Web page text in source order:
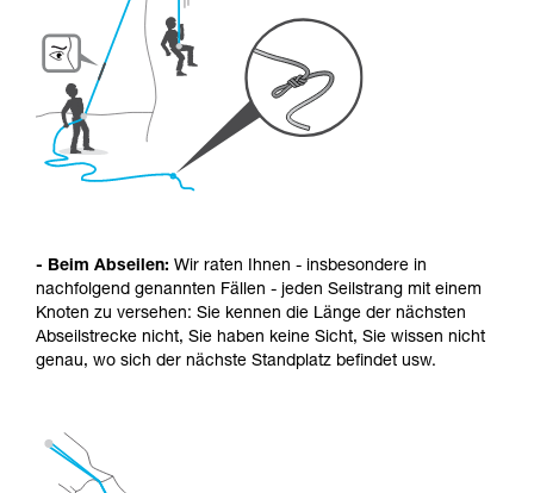
- Beim Abseilen: Wir raten Ihnen - insbesondere in
nachfolgend genannten Fällen - jeden Seilstrang mit einem
Knoten zu versehen: Sie kennen die Länge der nächsten
Abseilstrecke nicht, Sie haben keine Sicht, Sie wissen nicht
genau, wo sich der nächste Standplatz befindet usw.